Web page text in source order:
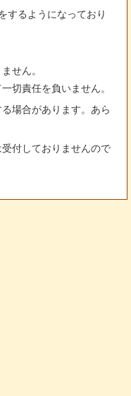
するようになっており
せん。
切責任を負いません。
場合があります。あら
付しておりませんので